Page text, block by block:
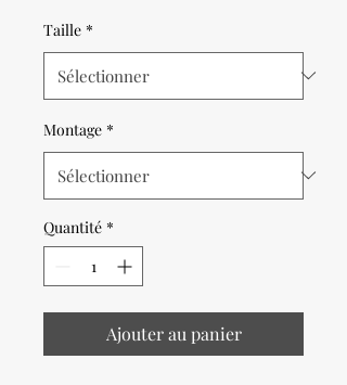
Taille *
Montage *
Quantité *
Ajouter au panier